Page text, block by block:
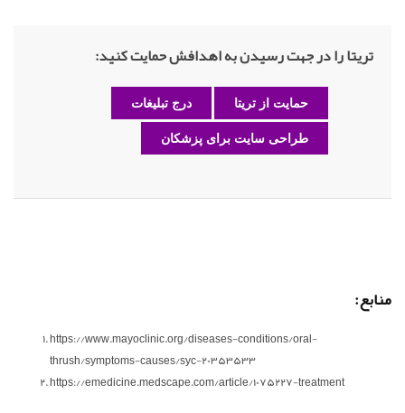
تریتا را در جهت رسیدن به اهدافش حمایت کنید:
حمایت از تریتا درج تبلیغات
طراحی سایت برای پزشکان
منابع:
https://www.mayoclinic.org/diseases-conditions/oral-
thrush/symptoms-causes/syc-20353533
https://emedicine.medscape.com/article/1075227-treatment